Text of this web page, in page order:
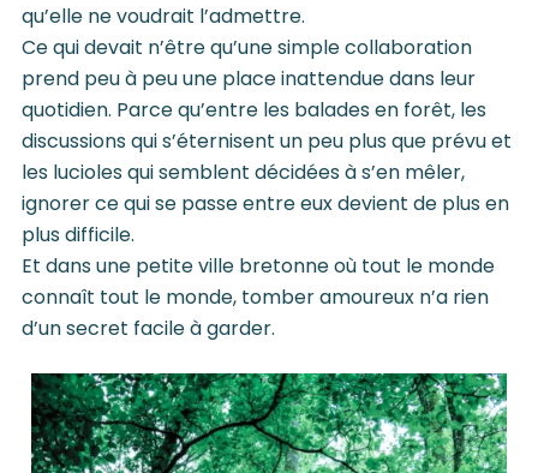
qu’elle ne voudrait l’admettre.
Ce qui devait n’être qu’une simple collaboration
prend peu à peu une place inattendue dans leur
quotidien. Parce qu’entre les balades en forêt, les
discussions qui s’éternisent un peu plus que prévu et
les lucioles qui semblent décidées à s’en mêler,
ignorer ce qui se passe entre eux devient de plus en
plus difficile.
Et dans une petite ville bretonne où tout le monde
connaît tout le monde, tomber amoureux n’a rien
d’un secret facile à garder.